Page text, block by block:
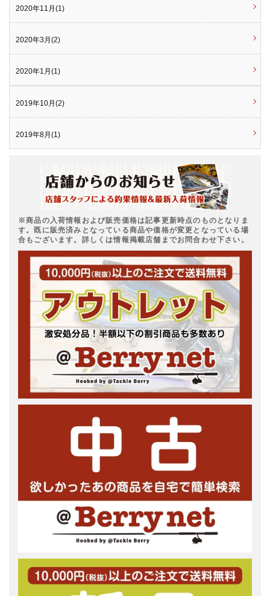
2020年11月(1)
2020年3月(2)
2020年1月(1)
2019年10月(2)
2019年8月(1)
※商品の入荷情報および販売価格は記事更新時点のものとなりま
す。既に販売済みとなっている商品や価格が変更となっている場
合もございます。詳しくは情報掲載店舗までお問合わせ下さい。